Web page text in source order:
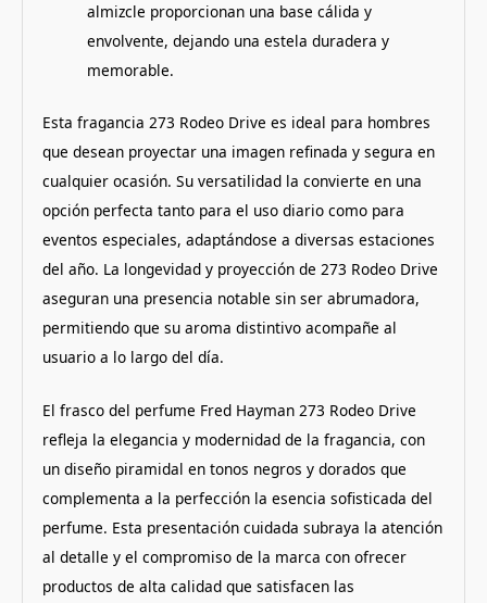
almizcle proporcionan una base cálida y
envolvente, dejando una estela duradera y
memorable.
Esta fragancia 273 Rodeo Drive es ideal para hombres
que desean proyectar una imagen refinada y segura en
cualquier ocasión. Su versatilidad la convierte en una
opción perfecta tanto para el uso diario como para
eventos especiales, adaptándose a diversas estaciones
del año. La longevidad y proyección de 273 Rodeo Drive
aseguran una presencia notable sin ser abrumadora,
permitiendo que su aroma distintivo acompañe al
usuario a lo largo del día.
El frasco del perfume Fred Hayman 273 Rodeo Drive
refleja la elegancia y modernidad de la fragancia, con
un diseño piramidal en tonos negros y dorados que
complementa a la perfección la esencia sofisticada del
perfume. Esta presentación cuidada subraya la atención
al detalle y el compromiso de la marca con ofrecer
productos de alta calidad que satisfacen las